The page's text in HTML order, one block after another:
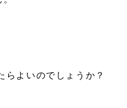
らよいのでしょうか？